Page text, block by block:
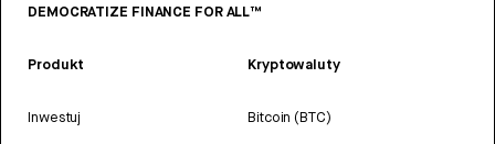
DEMOCRATIZE FINANCE FOR ALL™
Produkt
Inwestuj
Kryptowaluty
Bitcoin (BTC)